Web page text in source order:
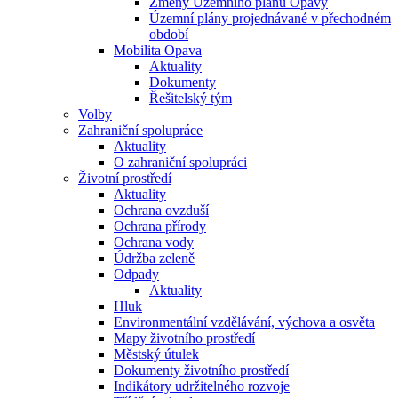
Územní plány projednávané v přechodném
období
Mobilita Opava
Aktuality
Dokumenty
Řešitelský tým
Volby
Zahraniční spolupráce
Aktuality
O zahraniční spolupráci
Životní prostředí
Aktuality
Ochrana ovzduší
Ochrana přírody
Ochrana vody
Údržba zeleně
Odpady
Aktuality
Hluk
Environmentální vzdělávání, výchova a osvěta
Mapy životního prostředí
Městský útulek
Dokumenty životního prostředí
Indikátory udržitelného rozvoje